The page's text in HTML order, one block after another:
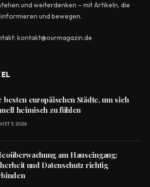
und weiterdenken – mit Artikeln, die
informieren und bewegen.
kontakt@ourmagazin.de
besten europäischen Städte, um sich
heimisch zu fühlen
3, 2026
am Hauseingang:
und Datenschutz richtig